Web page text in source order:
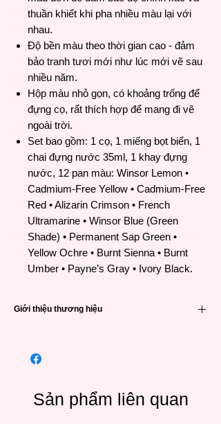
thuần khiết khi pha nhiều màu lại với
nhau.
Độ bền màu theo thời gian cao - đảm
bảo tranh tươi mới như lúc mới vẽ sau
nhiều năm.
Hộp màu nhỏ gọn, có khoảng trống để
đựng cọ, rất thích hợp để mang đi vẽ
ngoài trời.
Set bao gồm: 1 cọ, 1 miếng bọt biển, 1
chai đựng nước 35ml, 1 khay đựng
nước, 12 pan màu: Winsor Lemon •
Cadmium-Free Yellow • Cadmium-Free
Red • Alizarin Crimson • French
Ultramarine • Winsor Blue (Green
Shade) • Permanent Sap Green •
Yellow Ochre • Burnt Sienna • Burnt
Umber • Payne’s Gray • Ivory Black.
Giới thiệu thương hiệu
hàng đầu đến từ Anh Quốc và có lịch sử rất
1832 khi William Winsor kết hợp giữa công
nghệ khoa học và sáng tạo nghệ thuật vào
Sản phẩm liên quan